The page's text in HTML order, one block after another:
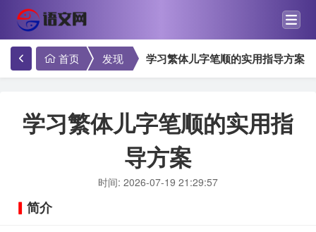
首页 发现 学习繁体儿字笔顺的实用指导方案
学习繁体儿字笔顺的实用指
导方案
时间: 2026-07-19 21:29:57
简介